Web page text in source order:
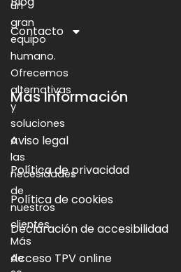
un
gran
equipo
humano.
Ofrecemos
alternativas
y
soluciones
a
las
necesidades
de
nuestros
clientes.
Más
de
Contacto
Más Información
Aviso legal
Política de privacidad
Política de cookies
Declaración de accesibilidad
Acceso TPV online